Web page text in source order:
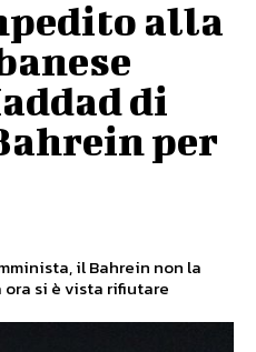
alla
di
per
il Bahrein non la
si è vista rifiutare